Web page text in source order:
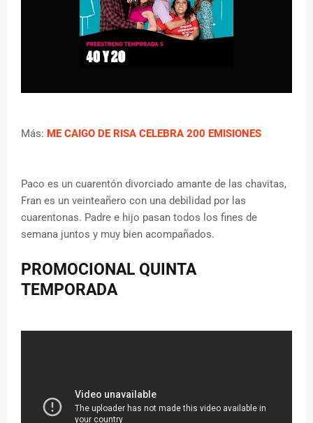
Más: ME CAIGO DE RISA CELEBRA 200 EMISIONES
Paco es un cuarentón divorciado amante de las chavitas,
Fran es un veinteañero con una debilidad por las
cuarentonas. Padre e hijo pasan todos los fines de
semana juntos y muy bien acompañados.
PROMOCIONAL QUINTA
TEMPORADA